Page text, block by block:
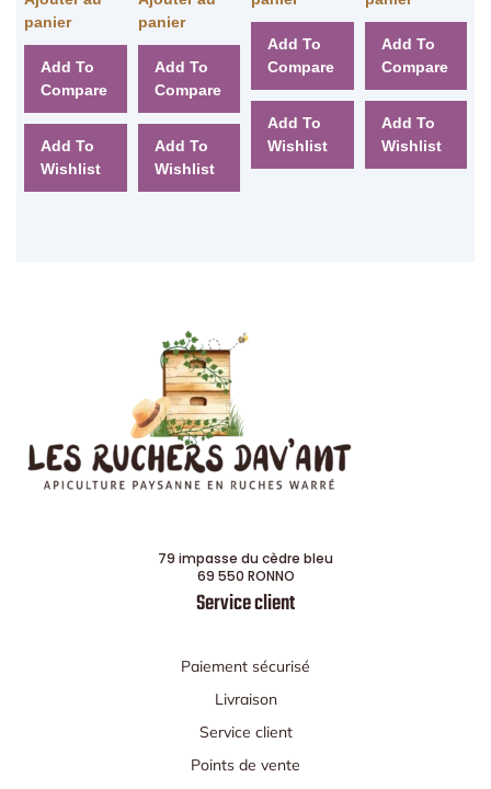
panier
Add To
Compare
Add To
Wishlist
panier
Add To
Compare
Add To
Wishlist
Add To
Compare
Add To
Wishlist
Add To
Compare
Add To
Wishlist
79 impasse du cèdre bleu
69 550 RONNO
Service client
Paiement sécurisé
Livraison
Service client
Points de vente